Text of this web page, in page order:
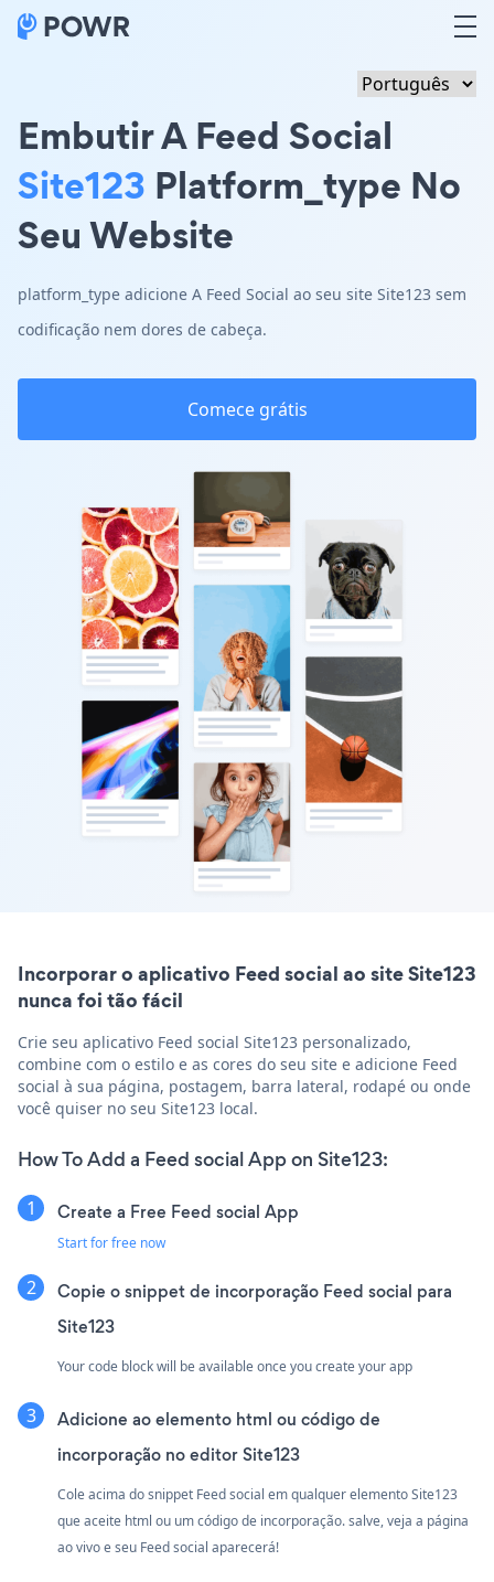
Embutir A Feed Social
Site123 Platform_type No
Seu Website
platform_type adicione A Feed Social ao seu site Site123 sem
codificação nem dores de cabeça.
Comece grátis
Incorporar o aplicativo Feed social ao site Site123
nunca foi tão fácil
Crie seu aplicativo Feed social Site123 personalizado,
combine com o estilo e as cores do seu site e adicione Feed
social à sua página, postagem, barra lateral, rodapé ou onde
você quiser no seu Site123 local.
How To Add a Feed social App on Site123:
Create a Free Feed social App
Start for free now
Copie o snippet de incorporação Feed social para
Site123
Your code block will be available once you create your app
Adicione ao elemento html ou código de
incorporação no editor Site123
Cole acima do snippet Feed social em qualquer elemento Site123
que aceite html ou um código de incorporação. salve, veja a página
ao vivo e seu Feed social aparecerá!